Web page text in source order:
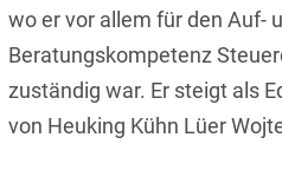
Nachfolge / Vermögen /
Patentrecht
Prozessführung &
wo er vor allem für den Auf-
Beratungskompetenz
zuständig war. Er steigt als
von Heuking Kühn Lüer